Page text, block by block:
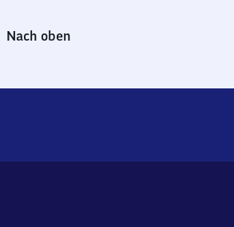
Nach oben